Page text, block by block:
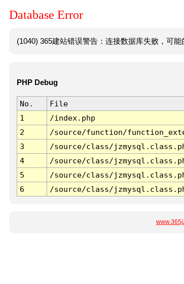
Database Error
(1040) 365建站错误警告：连接数据库失败，可
PHP Debug
No. File
1
/index.php
2
/source/function/
3
/source/class/
4
/source/class/
5
/source/class/
6
/source/class/